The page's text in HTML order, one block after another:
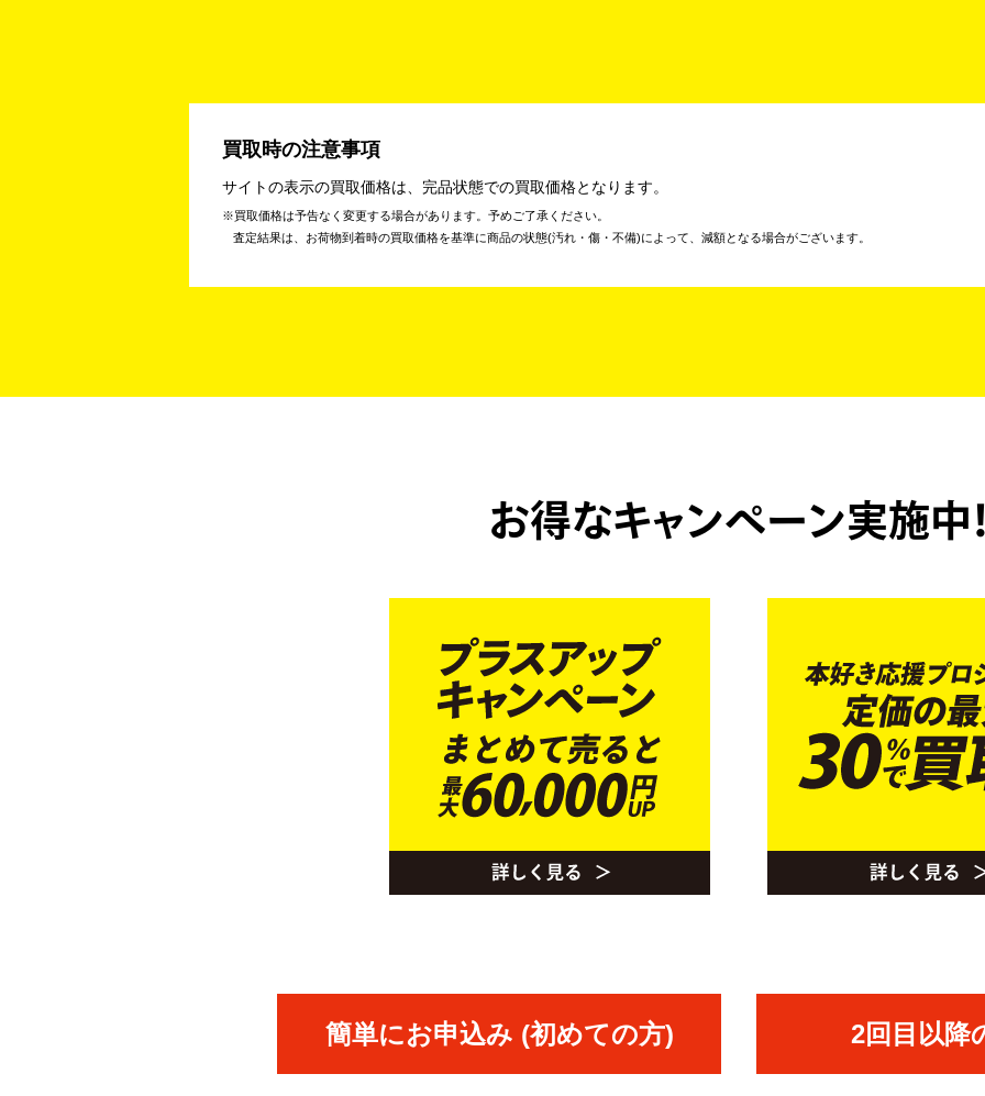
買取時の注意事項
サイトの表示の買取価格は、完品状態での買取価格となります。
買取価格は予告なく変更する場合があります。予めご了承ください。
査定結果は、お荷物到着時の買取価格を基準に商品の状態(汚れ・傷・不備)によって、減額となる場合がございます。
お得なキャンペーン実施中
簡単にお申込み (初めての方) 2回目以降